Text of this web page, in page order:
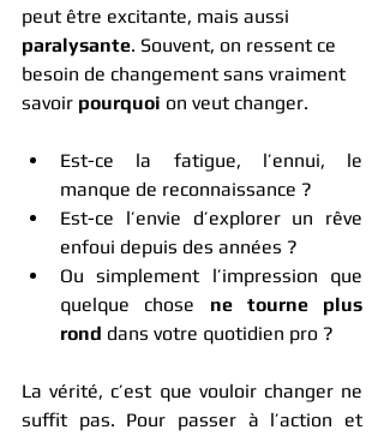
peut être excitante, mais aussi
paralysante. Souvent, on ressent ce
besoin de changement sans vraiment
savoir pourquoi on veut changer.
Est-ce la fatigue, l’ennui, le
manque de reconnaissance ?
Est-ce l’envie d’explorer un rêve
enfoui depuis des années ?
Ou simplement l’impression que
quelque chose ne tourne plus
rond dans votre quotidien pro ?
La vérité, c’est que vouloir changer ne
suffit pas. Pour passer à l’action et